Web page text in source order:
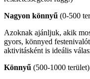
Nagyon könnyű (0-500
Azoknak ajánljuk, akik
gyors, könnyed
aktivitásként is ideális
Könnyű (500-1000 terület)